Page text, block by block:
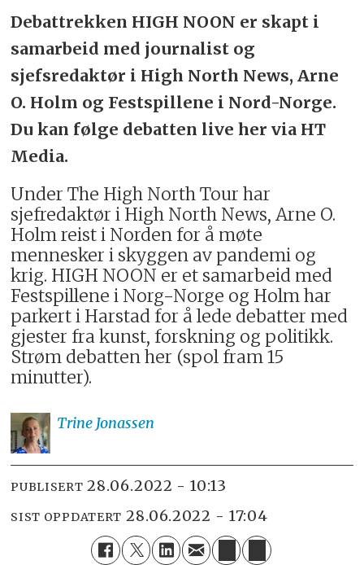
Debattrekken HIGH NOON er skapt i
samarbeid med journalist og
sjefsredaktør i High North News, Arne
O. Holm og Festspillene i Nord-Norge.
Du kan følge debatten live her via HT
Media.
Under The High North Tour har
sjefredaktør i High North News, Arne O.
Holm reist i Norden for å møte
mennesker i skyggen av pandemi og
krig. HIGH NOON er et samarbeid med
Festspillene i Norg-Norge og Holm har
parkert i Harstad for å lede debatter med
gjester fra kunst, forskning og politikk.
Strøm debatten her (spol fram 15
minutter).
Trine Jonassen
PUBLISERT 28.06.2022 - 10:13
SIST OPPDATERT 28.06.2022 - 17:04